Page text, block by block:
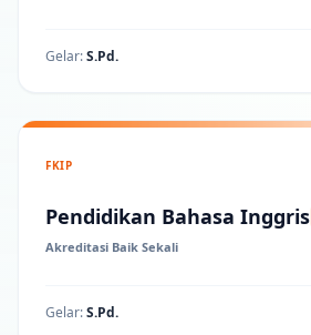
Gelar:S.Pd.
FKIP
Pendidikan Bahasa Inggris
Akreditasi Baik Sekali
Gelar:S.Pd.